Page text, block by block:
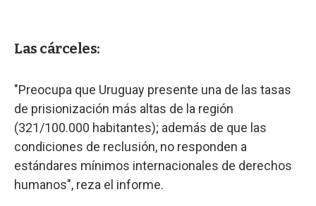
Las cárceles:
"Preocupa que Uruguay presente una de las tasas
de prisionización más altas de la región
(321/100.000 habitantes); además de que las
condiciones de reclusión, no responden a
estándares mínimos internacionales de derechos
humanos", reza el informe.